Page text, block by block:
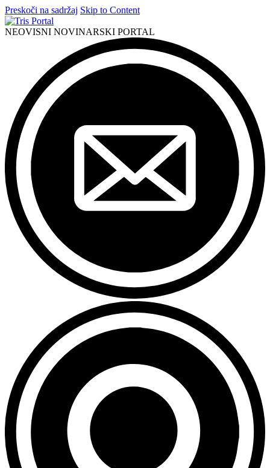
Preskoči na sadržaj Skip to Content
NEOVISNI NOVINARSKI PORTAL